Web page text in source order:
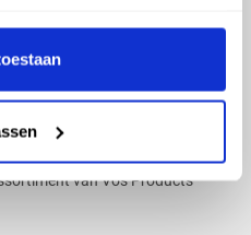
2026
van Vos Products